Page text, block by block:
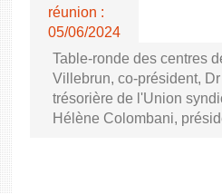
réunion :
05/06/2024
Table-ronde des centres
Villebrun, co-président,
trésorière de l'Union
Hélène Colombani,